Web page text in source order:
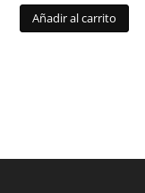
Añadir al carrito